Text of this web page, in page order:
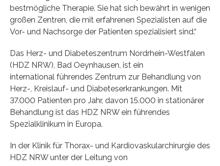
bestmögliche Therapie. Sie hat sich bewährt in wenigen
großen Zentren, die mit erfahrenen Spezialisten auf die
Vor- und Nachsorge der Patienten spezialisiert sind.“
Das Herz- und Diabeteszentrum Nordrhein-Westfalen
(HDZ NRW), Bad Oeynhausen, ist ein
international führendes Zentrum zur Behandlung von
Herz-, Kreislauf- und Diabeteserkrankungen. Mit
37.000 Patienten pro Jahr, davon 15.000 in stationärer
Behandlung ist das HDZ NRW ein führendes
Spezialklinikum in Europa.
In der Klinik für Thorax- und Kardiovaskularchirurgie des
HDZ NRW unter der Leitung von